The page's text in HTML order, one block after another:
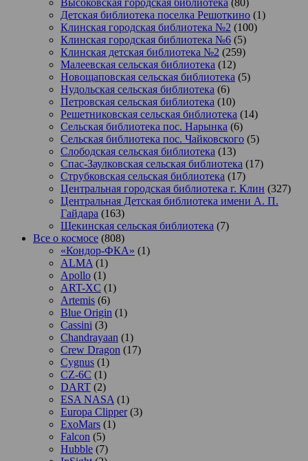
Детская библиотека поселка Решоткино (1)
Клинская городская библиотека №2 (100)
Клинская городская библиотека №6 (5)
Клинская детская библиотека №2 (259)
Малеевская сельская библиотека (12)
Новощаповская сельская библиотека (5)
Нудольская сельская библиотека (6)
Петровская сельская библиотека (10)
Решетниковская сельская библиотека (14)
Сельская библиотека пос. Нарынка (6)
Сельская библиотека пос. Чайковского (5)
Слободская сельская библиотека (13)
Спас-Заулковская сельская библиотека (17)
Струбковская сельская библиотека (17)
Центральная городская библиотека г. Клин (327)
Центральная Детская библиотека имени А. П.
Гайдара (163)
Щекинская сельская библиотека (7)
Все о космосе (808)
«Кондор-ФКА» (1)
ALMA (1)
Apollo (1)
ART-XC (1)
Artemis (6)
Blue Origin (1)
Cassini (3)
Chandrayaan (1)
Crew Dragon (17)
Cygnus (1)
CZ-6C (1)
DART (2)
ESA NASA (1)
Europa Clipper(3)
ExoMars (1)
Falcon (5)
Hubble (7)